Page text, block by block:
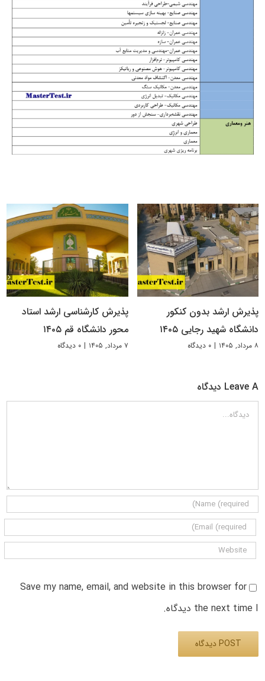
پذیرش ارشد بدون کنکور
دانشگاه شهید رجایی ۱۴۰۵
۸ مرداد, ۱۴۰۵ | ۰ دیدگاه
پذیرش کارشناسی ارشد استاد
محور دانشگاه قم ۱۴۰۵
۷ مرداد, ۱۴۰۵ | ۰ دیدگاه
Leave A دیدگاه
دیدگاه
Save my name, email, and website in this browser for
the next time I دیدگاه.